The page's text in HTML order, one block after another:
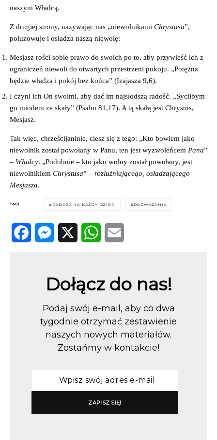
naszym Władcą.
Z drugiej strony, nazywając nas „niewolnikami Chrystusa”,
poluzowuje i osładza naszą niewolę:
Mesjasz rości sobie prawo do swoich po to, aby przywieść ich z
ograniczeń niewoli do otwartych przestrzeni pokoju. „Potężna
będzie władza i pokój bez końca” (Izajasza 9,6).
I czyni ich On swoimi, aby dać im najsłodszą radość. „Syciłbym
go miodem ze skały” (Psalm 81,17). A tą skałą jest Chrystus,
Mesjasz.
Tak więc, chrześcijaninie, ciesz się z tego: „Kto bowiem jako
niewolnik został powołany w Panu, ten jest wyzwoleńcem Pana”
– Władcy. „Podobnie – kto jako wolny został powołany, jest
niewolnikiem Chrystusa” – rozluźniającego, osładzającego
Mesjasza.
TAGI RADOŚĆ NA KAŻDY DZIEŃ ROZWAŻANIA
Dołącz do nas!
Podaj swój e-mail, aby co dwa
tygodnie otrzymać zestawienie
naszych nowych materiałów.
Zostańmy w kontakcie!